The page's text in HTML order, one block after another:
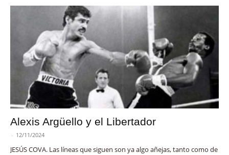
Alexis Argüello y el Libertador
- 12/11/2024
JESÚS COVA. Las líneas que siguen son ya algo añejas, tanto como de